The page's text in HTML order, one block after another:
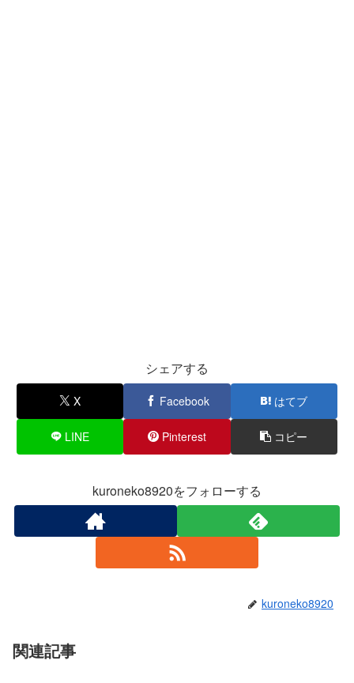
シェアする
X Facebook はてブ
LINE Pinterest コピー
kuroneko8920をフォローする
kuroneko8920
関連記事